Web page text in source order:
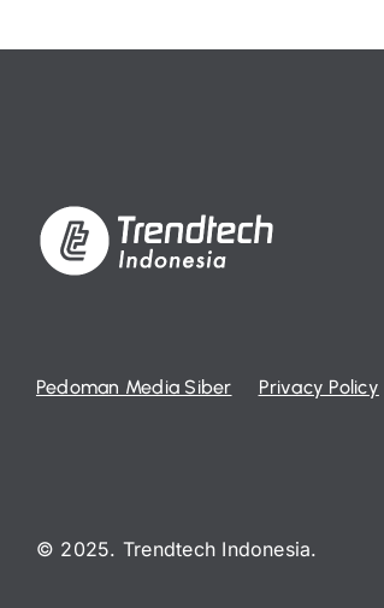
Pedoman Media Siber Privacy Policy
© 2025. Trendtech Indonesia.